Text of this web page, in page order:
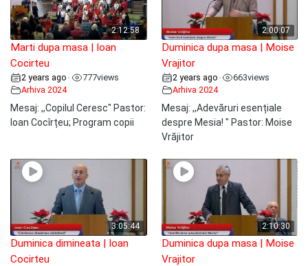
2:12:58
Marti dupa masa | Ioan
Cocirteu
2 years ago • 777views
Arhiva 2024
Mesaj: ,,Copilul Ceresc" Pastor:
Ioan Cocîrțeu; Program copii
2:00:07
Duminica dupa masa | Moise
Vrajitor
2 years ago • 663views
Arhiva 2024
Mesaj: ,,Adevăruri esențiale
despre Mesia! " Pastor: Moise
Vrăjitor
3:05:44
Duminica dimineata | Ioan
Cocirteu
2:10:30
Duminica dupa masa | Moise
Vrajitor